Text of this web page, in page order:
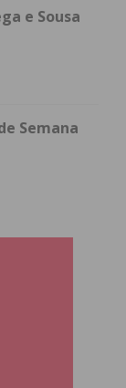
e Sousa
Semana